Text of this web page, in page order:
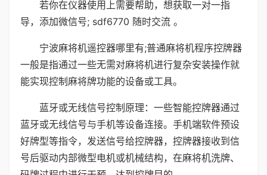
若你在仪器使用上需要帮助，想获取一对一指
导，添加微信号; sdf6770 随时交流 。
宁波麻将机遥控器哪里有;普通麻将机程序控牌器
一般是指通过一些无需对麻将机进行复杂安装操作就
能实现控制麻将牌功能的设备或工具。
蓝牙或无线信号控制原理：一些智能控牌器通过
蓝牙或无线信号与手机等设备连接。手机端软件预设
好牌型等指令，发送信号给控牌器，控牌器接收到信
号后驱动内部微型电机或机械结构，在麻将机洗牌、